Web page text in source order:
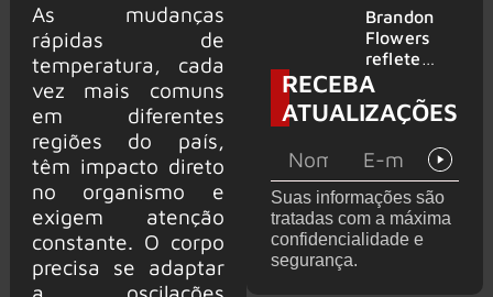
As mudanças
rápidas de
temperatura, cada
vez mais comuns
em diferentes
regiões do país,
têm impacto direto
no organismo e
exigem atenção
constante. O corpo
precisa se adaptar
am Ring
2026
membros
do GHOST
e KORN
Brandon
Flowers
reflete
sobre o
futuro e
levanta
de de
deixar os
palcos
RECEBA
ATUALIZAÇÕES
Suas informações são
tratadas com a máxima
confidencialidade e
segurança.